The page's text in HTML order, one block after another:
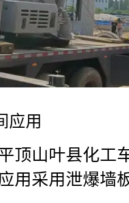
应用
山叶县化工
用采用泄爆墙